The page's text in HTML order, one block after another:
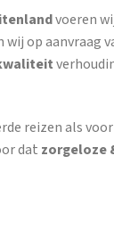
voeren
wij op aanvraag
reizen als
dat zorgeloze